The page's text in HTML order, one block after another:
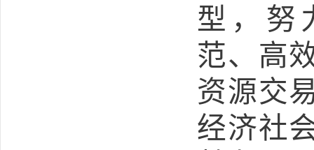
型，努
范、高
资源交
经济社